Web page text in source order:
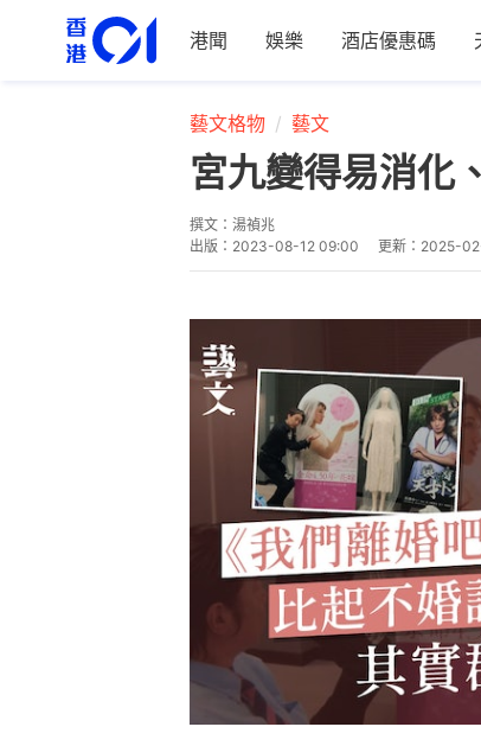
港聞 娛樂 酒店優惠碼
藝文格物 藝文
宮九變得易消化
撰文： 湯禎兆
出版： 2023-08-12 09:00 更新： 2025-